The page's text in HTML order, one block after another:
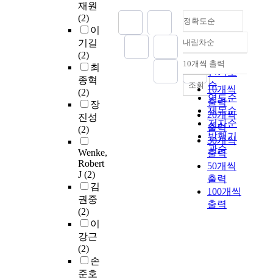
재원
(2)
이
기길
(2)
최
종혁
(2)
장
진성
(2)
Wenke,
Robert
J (2)
김
권중
(2)
이
강근
(2)
손
준호
정확도순
정확도
순
인기도
순
연도순
제목순
저자순
발행기
관순
내림차순
내림차순
10개씩 출력
10개씩
출력
20개씩
출력
30개씩
출력
50개씩
출력
100개씩
출력
조회